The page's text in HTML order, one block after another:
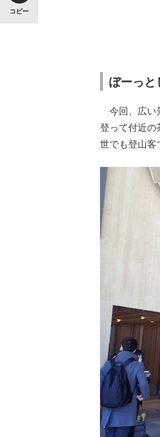
コピー
ぼーっと
今回、広い
登って付近の
世でも登山客